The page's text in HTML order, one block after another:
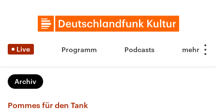
Live Programm Podcasts
Archiv
Pommes für den Tank